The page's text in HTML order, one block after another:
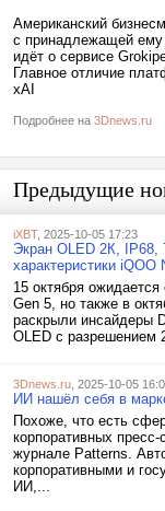
Американский
с принадлежащей ему
идёт о сервисе
Главное отличие
xAI
Подробнее на 3Dnews.ru
Предыдущие
iXBT, 2025-10-05 17:23
Экран OLED 2К, IP68,
характеристики iQOO
15 октября
Gen 5, но также в
раскрыли инсайдеры
OLED с разрешением
3Dnews.ru , 2025-10-05
ИИ нашёл себя в
Похоже, что есть
корпоративных
журнале Patterns.
корпоративными и
ИИ,...